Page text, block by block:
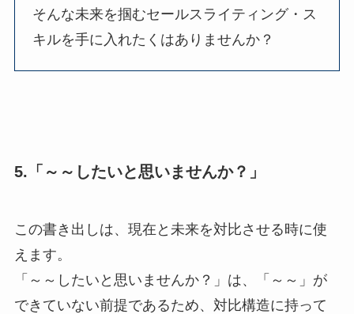
そんな未来を掴むセールスライティング・ス
キルを手に入れたくはありませんか？
5.「～～したいと思いませんか？」
この書き出しは、現在と未来を対比させる時に使
えます。
「～～したいと思いませんか？」は、「～～」が
できていない前提であるため、対比構造に持って